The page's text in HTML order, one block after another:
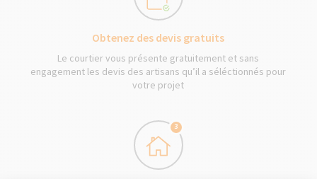
Obtenez des devis gratuits
Le courtier vous présente gratuitement et sans
engagement les devis des artisans qu’il a séléctionnés pour
votre projet
3